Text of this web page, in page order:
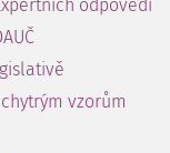
odpovědí
vzorům